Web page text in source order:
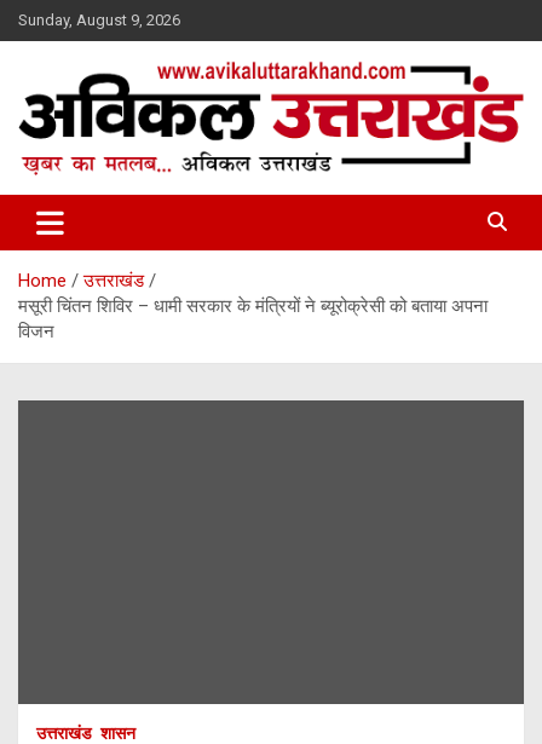
Skip
to
Sunday, August 9, 2026
Avikal Uttarakhand
Home
उत्तराखंड
मसूरी चिंतन शिविर – धामी सरकार के मंत्रियों ने ब्यूरोक्रेसी को बताया अपना
विजन
उत्तराखंड शासन